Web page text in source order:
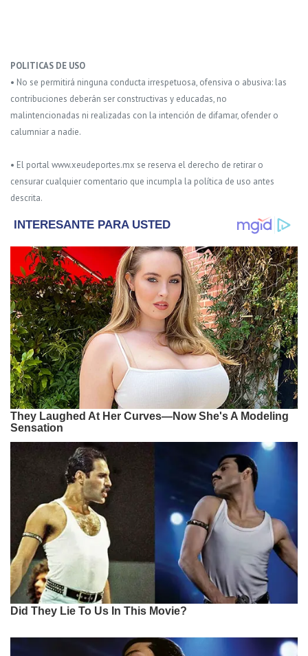
POLITICAS DE USO
• No se permitirá ninguna conducta irrespetuosa, ofensiva o abusiva: las
contribuciones deberán ser constructivas y educadas, no
malintencionadas ni realizadas con la intención de difamar, ofender o
calumniar a nadie.
• El portal www.xeudeportes.mx se reserva el derecho de retirar o
censurar cualquier comentario que incumpla la política de uso antes
descrita.